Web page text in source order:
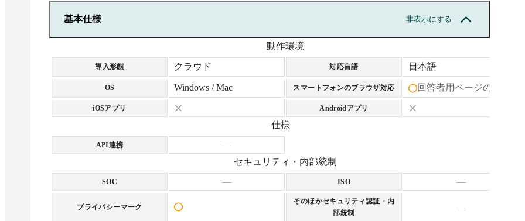
基本仕様 非表示にする
動作環境
導入形態 クラウド 対応言語 日本語
OS Windows / Mac スマートフォンのブラウザ対応 回答者用ページのみ可
iOSアプリ Androidアプリ
仕様
API連携
—
セキュリティ・内部統制
SOC — ISO —
プライバシーマーク
そのほかセキュリティ認証・内
部統制
—